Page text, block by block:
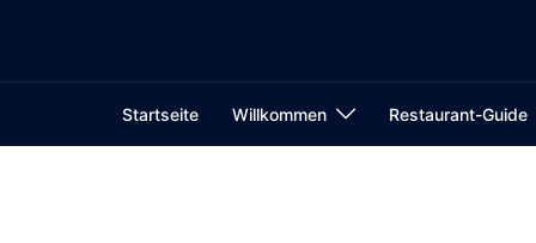
springen
Startseite Willkommen Restaurant-Guide